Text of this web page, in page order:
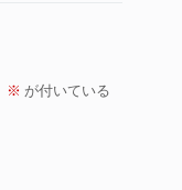
※ が付いている